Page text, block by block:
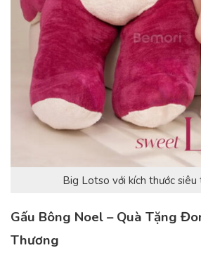
Big Lotso với kích thước siêu
Gấu Bông Noel – Quà Tặng
Thương